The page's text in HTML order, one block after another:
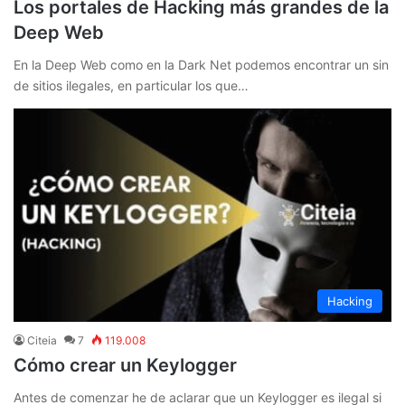
Los portales de Hacking más grandes de la
Deep Web
En la Deep Web como en la Dark Net podemos encontrar un sin
de sitios ilegales, en particular los que…
Hacking
Citeia 7 119.008
Cómo crear un Keylogger
Antes de comenzar he de aclarar que un Keylogger es ilegal si